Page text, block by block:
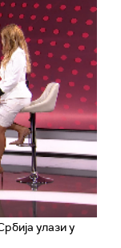
улази у